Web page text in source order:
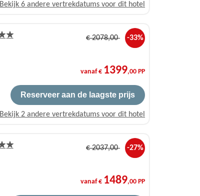
Bekijk 6 andere vertrekdatums voor dit hotel
€2078,00 -33%
vanaf € 1399,00 PP
Reserveer aan de laagste prijs
Bekijk 2 andere vertrekdatums voor dit hotel
€2037,00 -27%
vanaf € 1489,00 PP